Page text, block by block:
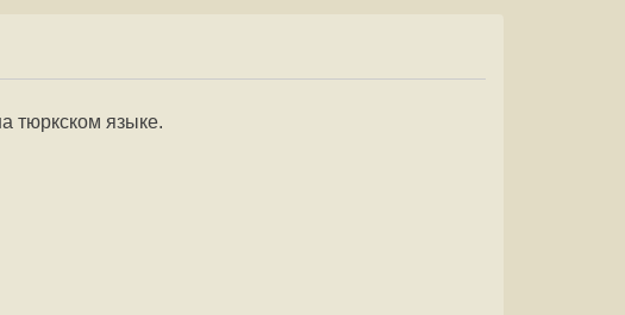
тюркском языке.